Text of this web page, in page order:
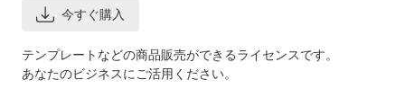
今すぐ購入
テンプレートなどの商品販売ができるライセンスです。
あなたのビジネスにご活用ください。